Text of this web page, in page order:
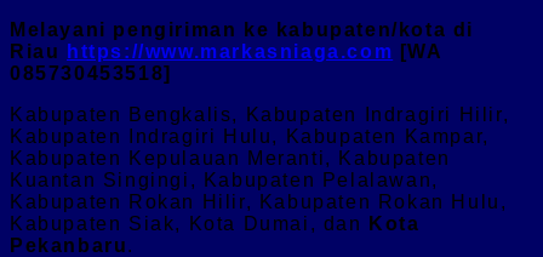
Melayani pengiriman ke kabupaten/kota di
Riau
https://www.markasniaga.com [WA
085730453518]
Kabupaten Bengkalis, Kabupaten Indragiri Hilir,
Kabupaten Indragiri Hulu, Kabupaten Kampar,
Kabupaten Kepulauan Meranti, Kabupaten
Kuantan Singingi, Kabupaten Pelalawan,
Kabupaten Rokan Hilir, Kabupaten Rokan Hulu,
Kabupaten Siak, Kota Dumai, dan
Kota
Pekanbaru.